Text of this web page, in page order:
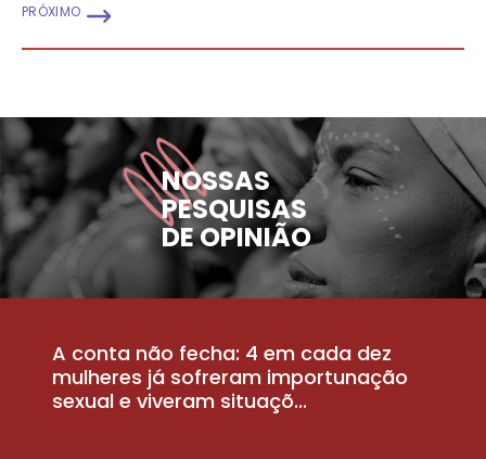
PRÓXIMO
NOSSAS
PESQUISAS
DE OPINIÃO
A conta não fecha: 4 em cada dez
mulheres já sofreram importunação
sexual e viveram situaçõ...